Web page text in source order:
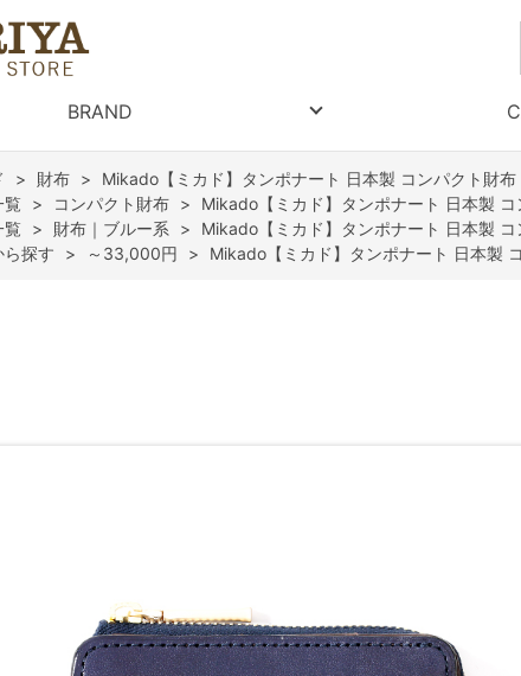
BRAND
> 財布 >
Mikado【ミカド】タンポナート 日本製 コンパクト財布
覧 > コンパクト財布 >
Mikado【ミカド】タンポナート 日本製
覧 > 財布｜ブルー系 >
Mikado【ミカド】タンポナート 日本製
ら探す > ～33,000円 > Mikado【ミカド】タンポナート 日本製